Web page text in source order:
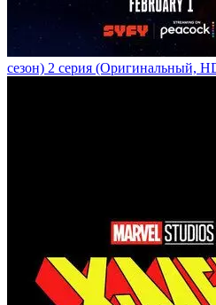
сезон) 2 серия (Оригинальный,